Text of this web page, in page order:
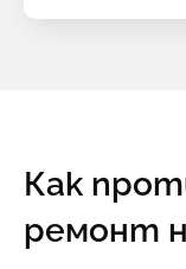
Как
ремонт